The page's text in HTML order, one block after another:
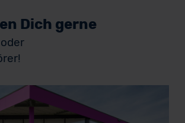
Dich gerne